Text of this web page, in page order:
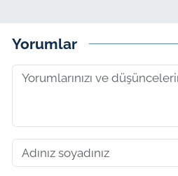
Yorumlar